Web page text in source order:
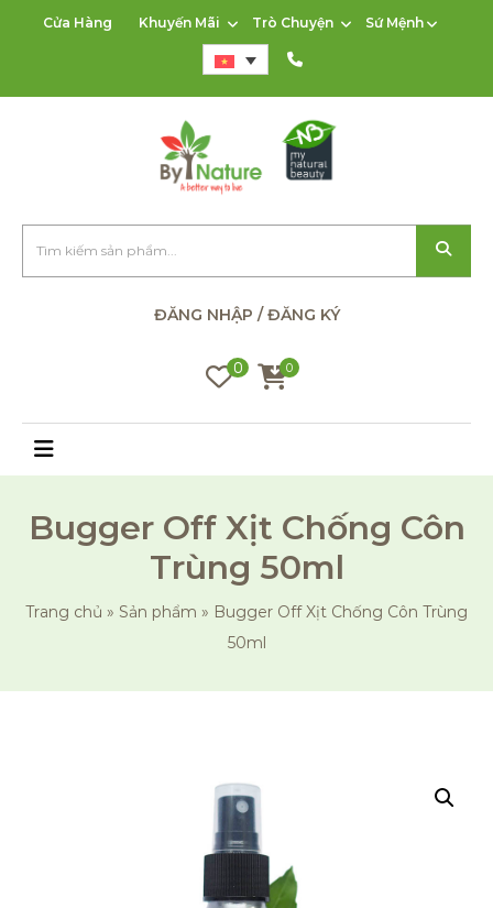
Cửa Hàng Khuyến Mãi Trò Chuyện Sứ Mệnh
ĐĂNG NHẬP / ĐĂNG KÝ
0 0
Bugger Off Xịt Chống Côn
Trùng 50ml
Trang chủ » Sản phẩm » Bugger Off Xịt Chống Côn Trùng
50ml